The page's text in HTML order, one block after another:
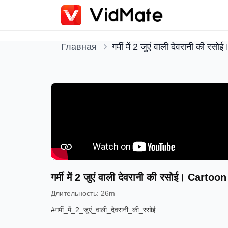
Главная गर्मी में 2 जुएं वाली देवरानी की
गर्मी में 2 जुएं वाली देवरानी की रसोई।
Длительность: 26m
#गर्मी_में_2_जुएं_वाली_देवरानी_की_रसोई